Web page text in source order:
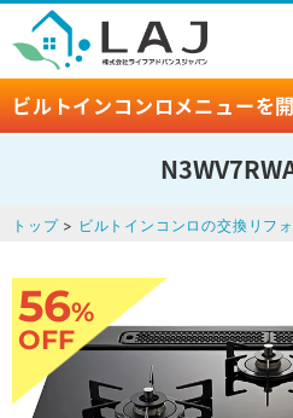
ビルトインコンロメニューを
トップ> ビルトインコンロの交換リフ
56%
OFF